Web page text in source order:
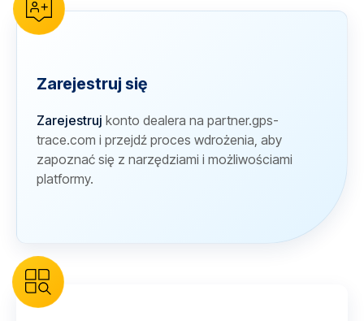
Zarejestruj się
Zarejestruj konto dealera na partner.gps-
trace.com i przejdź proces wdrożenia, aby
zapoznać się z narzędziami i możliwościami
platformy.